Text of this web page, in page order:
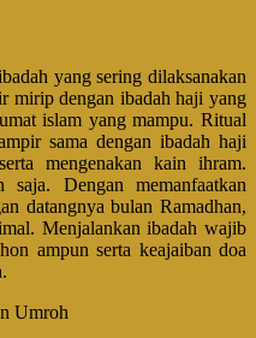
yang sering dilaksanakan
mirip dengan ibadah haji yang
islam yang mampu. Ritual
sama dengan ibadah haji
mengenakan kain ihram.
Dengan memanfaatkan
datangnya bulan Ramadhan,
Menjalankan ibadah wajib
ampun serta keajaiban doa
Umroh